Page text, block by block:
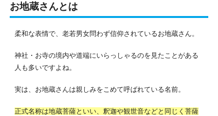
お地蔵さんとは
柔和な表情で、老若男女問わず信仰されているお地蔵さん。
神社・お寺の境内や道端にいらっしゃるのを見たことがある
人も多いですよね。
実は、お地蔵さんは親しみをこめて呼ばれている名前。
正式名称は地蔵菩薩といい、釈迦や観世音などと同じく菩薩